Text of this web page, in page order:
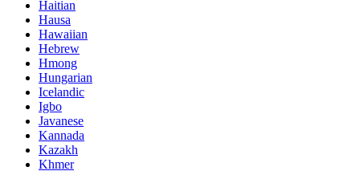
Haitian
Hausa
Hawaiian
Hebrew
Hmong
Hungarian
Icelandic
Igbo
Javanese
Kannada
Kazakh
Khmer